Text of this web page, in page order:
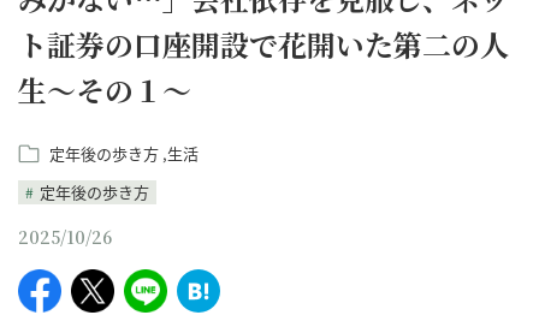
ト証券の口座開設で花開いた第二の人
生～その１～
定年後の歩き方 生活
定年後の歩き方
2025/10/26